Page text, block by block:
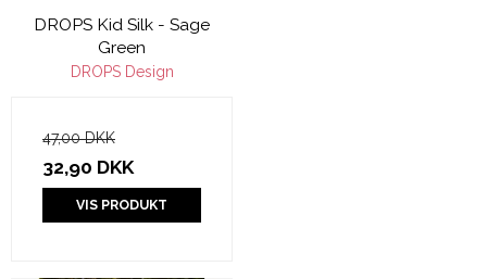
DROPS Kid Silk - Sage
Green
DROPS Design
47,00 DKK
32,90 DKK
VIS PRODUKT